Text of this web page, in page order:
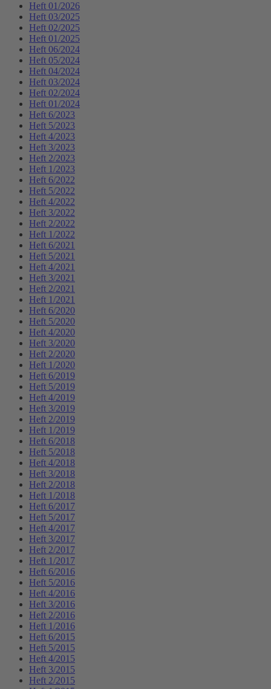
Heft 01/2026
Heft 03/2025
Heft 02/2025
Heft 01/2025
Heft 06/2024
Heft 05/2024
Heft 04/2024
Heft 03/2024
Heft 02/2024
Heft 01/2024
Heft 6/2023
Heft 5/2023
Heft 4/2023
Heft 3/2023
Heft 2/2023
Heft 1/2023
Heft 6/2022
Heft 5/2022
Heft 4/2022
Heft 3/2022
Heft 2/2022
Heft 1/2022
Heft 6/2021
Heft 5/2021
Heft 4/2021
Heft 3/2021
Heft 2/2021
Heft 1/2021
Heft 6/2020
Heft 5/2020
Heft 4/2020
Heft 3/2020
Heft 2/2020
Heft 1/2020
Heft 6/2019
Heft 5/2019
Heft 4/2019
Heft 3/2019
Heft 2/2019
Heft 1/2019
Heft 6/2018
Heft 5/2018
Heft 4/2018
Heft 3/2018
Heft 2/2018
Heft 1/2018
Heft 6/2017
Heft 5/2017
Heft 4/2017
Heft 3/2017
Heft 2/2017
Heft 1/2017
Heft 6/2016
Heft 5/2016
Heft 4/2016
Heft 3/2016
Heft 2/2016
Heft 1/2016
Heft 6/2015
Heft 5/2015
Heft 4/2015
Heft 3/2015
Heft 2/2015